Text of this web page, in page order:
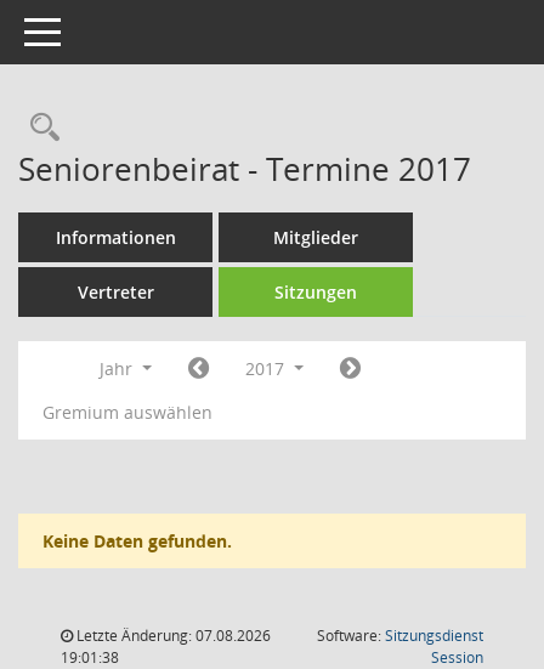
Toggle navigation
Rechercheauswahl
Seniorenbeirat - Termine 2017
Informationen Mitglieder
Vertreter Sitzungen
Jahr
2017
Gremium auswählen
Keine Daten gefunden.
Letzte Änderung: 07.08.2026
19:01:38
Software:Sitzungsdienst
Session(Wird in